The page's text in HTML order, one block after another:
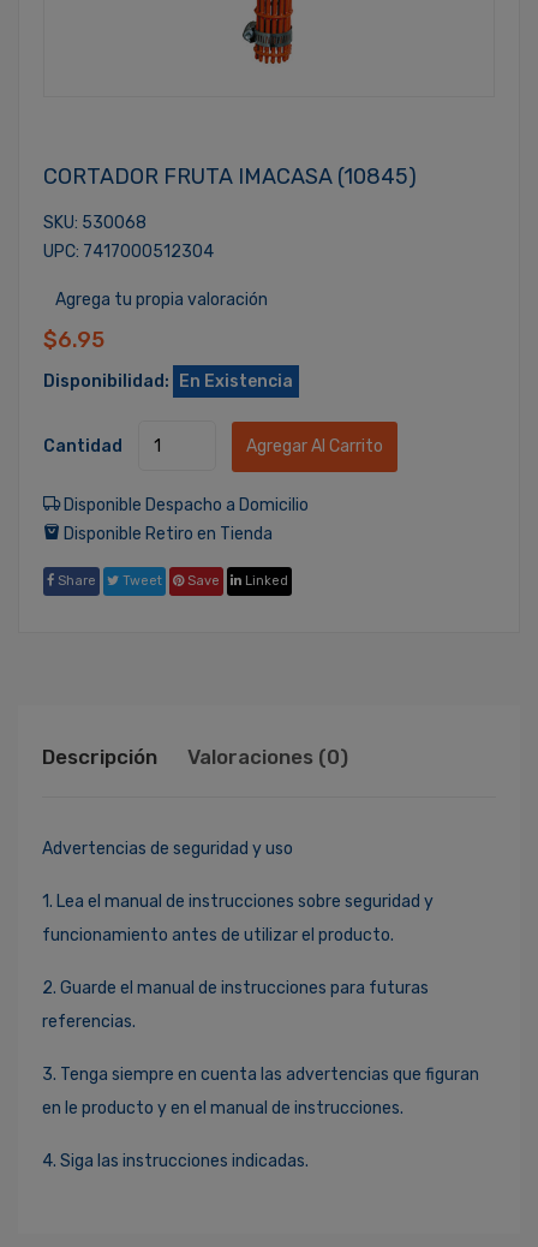
CORTADOR FRUTA IMACASA (10845)
SKU: 530068
UPC: 7417000512304
Agrega tu propia valoración
$6.95
Disponibilidad: En Existencia
Cantidad Agregar Al Carrito
Disponible Despacho a Domicilio
Disponible Retiro en Tienda
Share Tweet Save Linked
Descripción Valoraciones (0)
Advertencias de seguridad y uso
1. Lea el manual de instrucciones sobre seguridad y
funcionamiento antes de utilizar el producto.
2. Guarde el manual de instrucciones para futuras
referencias.
3. Tenga siempre en cuenta las advertencias que figuran
en le producto y en el manual de instrucciones.
4. Siga las instrucciones indicadas.